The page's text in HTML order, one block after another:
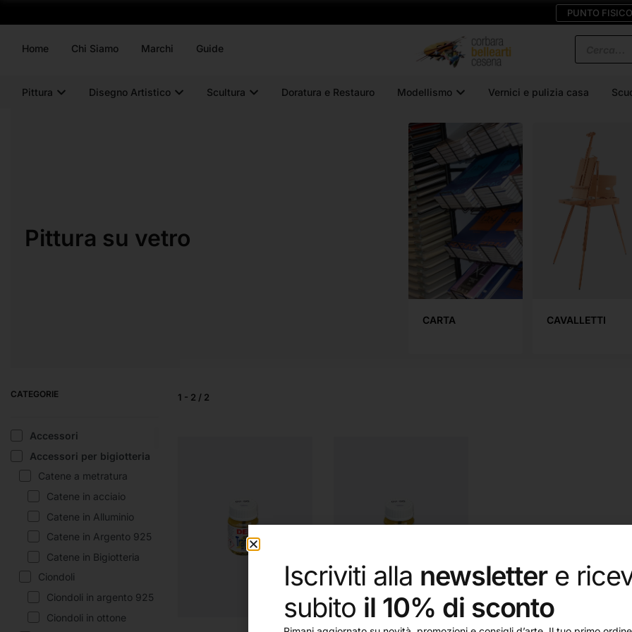
PUNTO FISICO
Home Chi Siamo Marchi Guide
Pittura Disegno Artistico Scultura Doratura e Restauro Modellismo Vernici e pulizia casa
Pittura su vetro
CARTA CAVALLETTI
CATEGORIE
Accessori
Accessori per bigiotteria
Catene a metratura
Catene in acciaio
Catene in Alluminio
Catene in Argento 925
Catene in Bigiotteria
Ciondoli
Ciondoli in argento 925
Ciondoli in ottone
1 - 2 / 2
Iscriviti alla newslettere
subito il 10% di sconto